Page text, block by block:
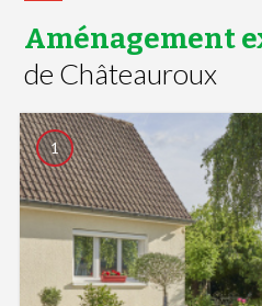
Aménagement
de Châteauroux
1